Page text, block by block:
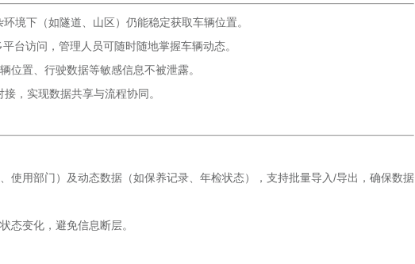
境下（如隧道、山区）仍能稳定获取车辆位置。
台访问，管理人员可随时随地掌握车辆动态。
位置、行驶数据等敏感信息不被泄露。
，实现数据共享与流程协同。
使用部门）及动态数据（如保养记录、年检状态），支持批量导入/导出，确保数据
态变化，避免信息断层。